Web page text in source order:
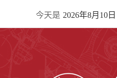
今天是 2026年8月10